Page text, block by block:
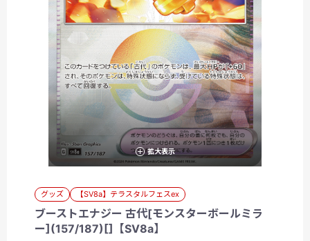
拡大表示
グッズ 【SV8a】テラスタルフェスex
ブーストエナジー 古代[モンスターボールミラ
ー](157/187)[]【SV8a】